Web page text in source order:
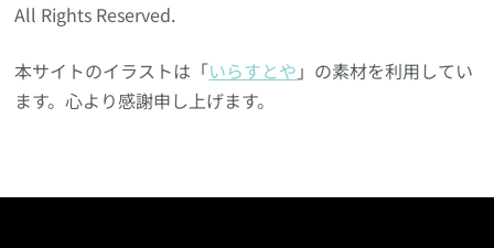
All Rights Reserved.
本サイトのイラストは「いらすとや 」の素材を利用してい
ます。心より感謝申し上げます。